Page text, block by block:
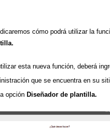
cómo podrá utilizar la
esta nueva función, deberá
que se encuentra en su
opción Diseñador de plantilla.